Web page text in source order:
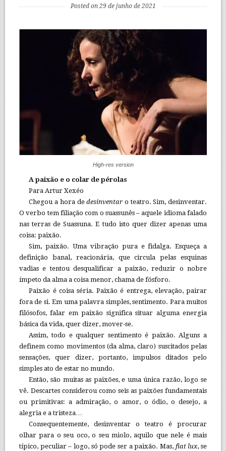
Posted on 29 de junho de 2021
High-res version
A paixão e o colar de pérolas
Para Artur Xexéo
Chegou a hora dedesinventar o teatro. Sim, desinventar.
O verbo tem filiação com o suassunês – aquele idioma falado
nas terras de Suassuna. E tudo isto quer dizer apenas uma
coisa: paixão.
Sim, paixão. Uma vibração pura e fidalga. Esqueça a
definição banal, reacionária, que circula pelas esquinas
vadias e tentou desqualificar a paixão, reduzir o nobre
ímpeto da alma a coisa menor, chama de fósforo.
Paixão é coisa séria. Paixão é entrega, elevação, pairar
fora de si. Em uma palavra simples, sentimento. Para muitos
filósofos, falar em paixão significa situar alguma energia
básica da vida, quer dizer, mover-se.
Assim, todo e qualquer sentimento é paixão. Alguns a
definem como movimentos (da alma, claro) suscitados pelas
sensações, quer dizer, portanto, impulsos ditados pelo
simples ato de estar no mundo.
Então, são muitas as paixões, e uma única razão, logo se
vê. Descartes considerou como seis as paixões fundamentais
ou primitivas: a admiração, o amor, o ódio, o desejo, a
alegria e a tristeza…
Consequentemente, desinventar o teatro é procurar
olhar para o seu oco, o seu miolo, aquilo que nele é mais
típico, peculiar – logo, só pode ser a paixão. Mas, fiat lux, se